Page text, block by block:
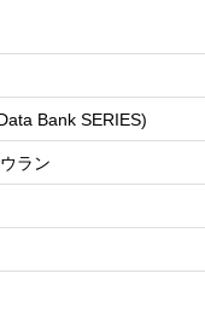
Bank SERIES)
ラン